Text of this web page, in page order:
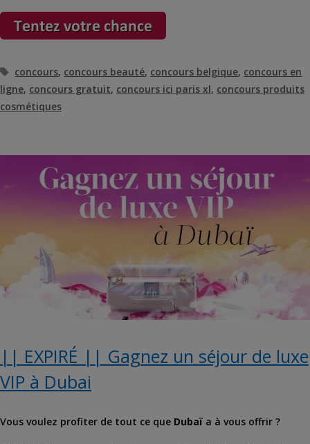
Étiquettes
concours, concours beauté, concours belgique, concours en
ligne, concours gratuit, concours ici paris xl, concours produits
cosmétiques
|| EXPIRÉ || Gagnez un séjour de luxe
VIP à Dubai
Vous voulez profiter de tout ce que Dubaï a à vous offrir ?